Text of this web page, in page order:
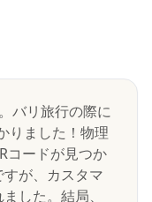
バリ旅行の際に
りました！物理
コードが見つか
が、カスタマ
した。結局、